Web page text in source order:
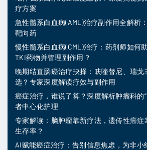
疗方案
急性髓系白血病(AML)治疗副作用全解析
靶向药
慢性髓系白血病(CML)治疗：药剂师如何
TKI药物并管理副作用？
晚期结直肠癌治疗抉择：呋喹替尼、瑞戈
选？专家深度解读疗效与副作用
癌症治疗，谁说了算？深度解析肿瘤科的
者中心化护理
专家解读：脑肿瘤靠新疗法，遗传性癌症
生存率？
AI赋能癌症治疗：告别信息焦虑，为非小